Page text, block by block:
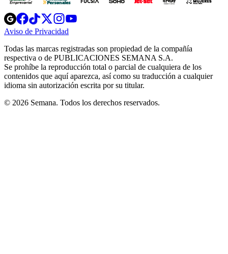
Opens
in
new
Opens
in
new
Opens
in
new
window
Opens
new
windowwindow
Aviso de Privacidad
new
window
Todas las marcas registradas son propiedad de la compañía
respectiva o de PUBLICACIONES SEMANA S.A.
Se prohíbe la reproducción total o parcial de cualquiera de los
contenidos que aquí aparezca, así como su traducción a cualquier
idioma sin autorización escrita por su titular.
© 2026 Semana. Todos los derechos reservados.